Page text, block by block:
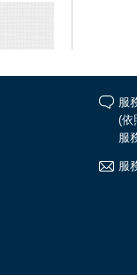
服
(依
服
服